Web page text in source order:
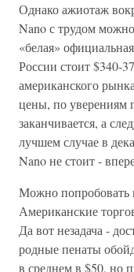
Однако ажиотаж
Nano с трудом
«белая»
России стоит $340-
американского
цены, по уверениям
заканчивается, а
лучшем случае в
Nano не стоит -
Можно попробовать
Американские
Да вот незадача -
родные пенаты
в среднем в $50, но